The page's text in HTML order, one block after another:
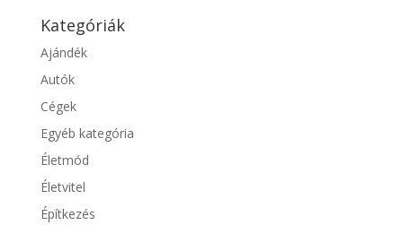
Kategóriák
Ajándék
Autók
Cégek
Egyéb kategória
Életmód
Életvitel
Építkezés